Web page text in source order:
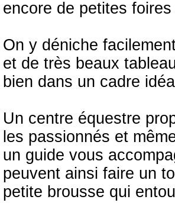
encore de petites
On y déniche
et de très beaux
bien dans un cadre
Un centre équestre
les passionnés et
un guide vous
peuvent ainsi faire un
petite brousse qui